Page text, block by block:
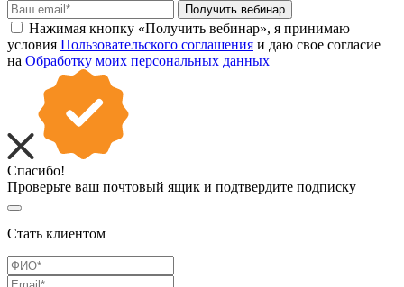
Получить вебинар
Нажимая кнопку «Получить вебинар», я принимаю
условия Пользовательского соглашения и даю свое согласие
на Обработку моих персональных данных
Спасибо!
Проверьте ваш почтовый ящик и подтвердите подписку
Стать клиентом